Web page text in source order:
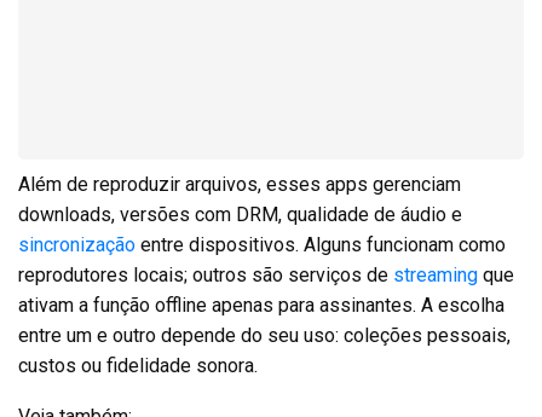
Além de reproduzir arquivos, esses apps gerenciam
downloads, versões com DRM, qualidade de áudio e
sincronização entre dispositivos. Alguns funcionam como
reprodutores locais; outros são serviços de streaming que
ativam a função offline apenas para assinantes. A escolha
entre um e outro depende do seu uso: coleções pessoais,
custos ou fidelidade sonora.